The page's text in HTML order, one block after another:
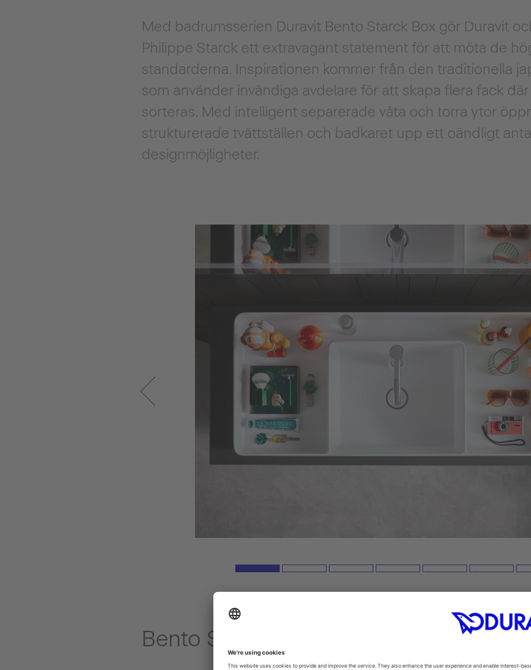
Med badrumsserien Duravit Bento Starck Box gör Duravit
Philippe Starck ett extravagant statement för att möta de
standarderna. Inspirationen kommer från den traditionella
som använder invändiga avdelare för att skapa flera fack
sorteras. Med intelligent separerade våta och torra ytor
strukturerade tvättställen och badkaret upp ett oändligt
designmöjligheter.
Bento Starck Box Products